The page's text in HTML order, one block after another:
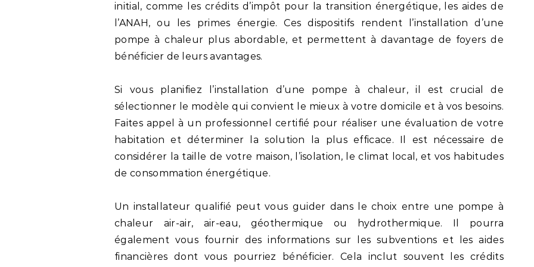
initial, comme les crédits d’impôt pour la transition énergétique, les aides de
l’ANAH, ou les primes énergie. Ces dispositifs rendent l’installation d’une
pompe à chaleur plus abordable, et permettent à davantage de foyers de
bénéficier de leurs avantages.
Si vous planifiez l’installation d’une pompe à chaleur, il est crucial de
sélectionner le modèle qui convient le mieux à votre domicile et à vos besoins.
Faites appel à un professionnel certifié pour réaliser une évaluation de votre
habitation et déterminer la solution la plus efficace. Il est nécessaire de
considérer la taille de votre maison, l’isolation, le climat local, et vos habitudes
de consommation énergétique.
Un installateur qualifié peut vous guider dans le choix entre une pompe à
chaleur air-air, air-eau, géothermique ou hydrothermique. Il pourra
également vous fournir des informations sur les subventions et les aides
financières dont vous pourriez bénéficier. Cela inclut souvent les crédits